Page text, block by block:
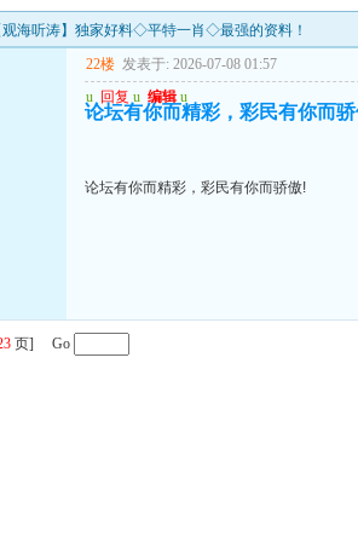
海听涛】独家好料◇平特一肖◇最强的资料！
22楼 发表于: 2026-07-08 01:57
u 回复 u 编辑 u
论坛有你而精彩，彩民有你而
论坛有你而精彩，彩民有你而骄傲!
页] Go